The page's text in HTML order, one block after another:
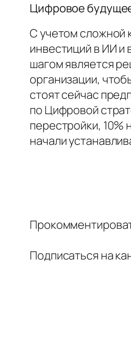
Цифровое
С учетом сложной
инвестиций в ИИ и
шагом является
организации,
стоят сейчас
по Цифровой
перестройки,
начали
Подписаться на